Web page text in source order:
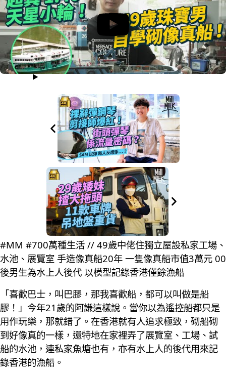
#MM #700萬種生活 // 49歲中佬住獨立屋設私家工場、
水池、展覽室 手造像真船20年 一隻像真船市值3萬元 00
後男生為水上人後代 以模型記錄香港僅餘漁船
「喜歡巴士，叫巴膠，那我喜歡船，都可以叫做是船
膠！」今年21歲的阿謙這樣說。當你以為遙控船都只是
用作玩樂，那就錯了。在香港就有人追求極致，砌船砌
到好像真的一樣，還特地在家裡弄了展覽室、工場、試
船的水池，連私家魚塘也有，亦有水上人的後代用來記
錄香港的漁船。